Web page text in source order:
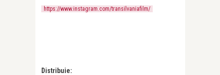
https://www.instagram.com/transilvaniafilm/
Distribuie: